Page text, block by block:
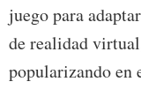
juego para
de realidad
popularizando en